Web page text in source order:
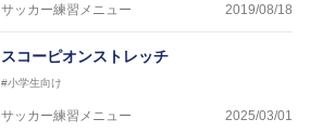
サッカー練習メニュー 2019/08/18
スコーピオンストレッチ
#小学生向け
サッカー練習メニュー 2025/03/01